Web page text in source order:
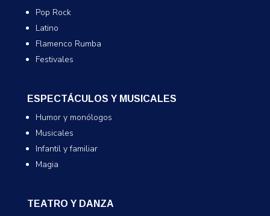
Pop Rock
Latino
Flamenco Rumba
Festivales
ESPECTÁCULOS Y MUSICALES
Humor y monólogos
Musicales
Infantil y familiar
Magia
TEATRO Y DANZA